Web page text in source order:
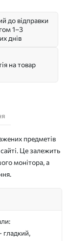
до відправки
1–3
днів
на товар
предметів
Це залежить
монітора, а
- гладкий,